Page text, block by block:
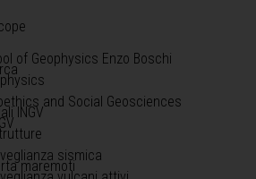
of Geophysics Enzo Boschi
and Social Geosciences
INGV
sismica
maremoti